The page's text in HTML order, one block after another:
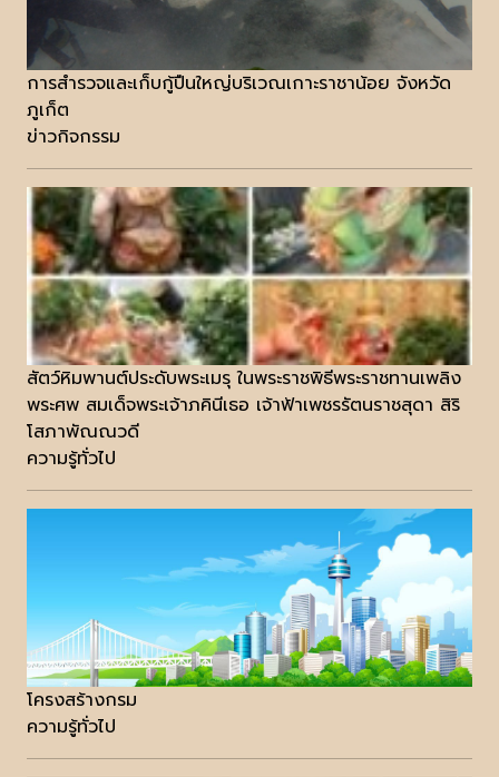
การสำรวจและเก็บกู้ปืนใหญ่บริเวณเกาะราชาน้อย จังหวัด
ภูเก็ต
ข่าวกิจกรรม
สัตว์หิมพานต์ประดับพระเมรุ ในพระราชพิธีพระราชทานเพลิง
พระศพ สมเด็จพระเจ้าภคินีเธอ เจ้าฟ้าเพชรรัตนราชสุดา สิริ
โสภาพัณณวดี
ความรู้ทั่วไป
โครงสร้างกรม
ความรู้ทั่วไป